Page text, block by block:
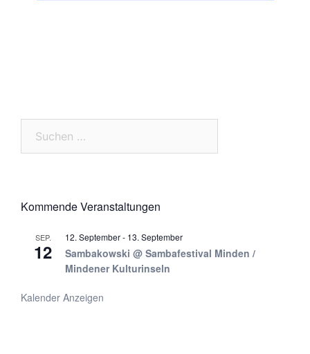
nach:
Kommende Veranstaltungen
SEP.
12
12. September- 13. September
Sambakowski @ Sambafestival Minden /
Mindener Kulturinseln
Kalender Anzeigen